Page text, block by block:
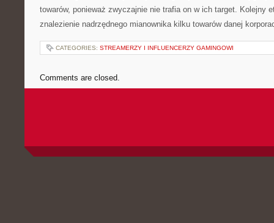
towarów, ponieważ zwyczajnie nie trafia on w ich target. Kolejny
znalezienie nadrzędnego mianownika kilku towarów danej
CATEGORIES: STREAMERZY I INFLUENCERZY GAMINGOWI
Comments are closed.